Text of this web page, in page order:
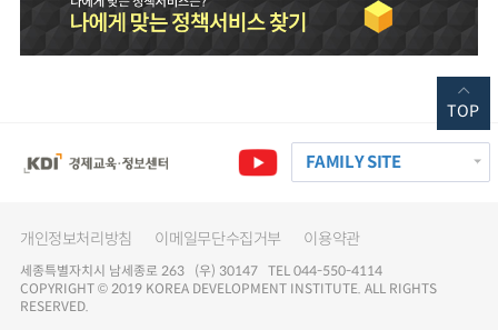
FAMILY SITE
개인정보처리방침 이메일무단수집거부 이용약관
세종특별자치시 남세종로 263 (우) 30147 TEL 044-550-4114
COPYRIGHT © 2019 KOREA DEVELOPMENT INSTITUTE. ALL RIGHTS
RESERVED.
TOP